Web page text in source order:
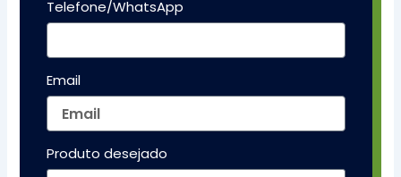
Telefone/WhatsApp
Email
Produto desejado